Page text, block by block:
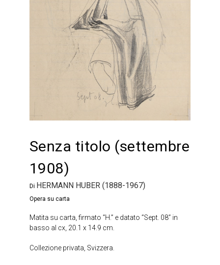
Senza titolo (settembre
1908)
Di HERMANN HUBER (1888-1967)
Opera su carta
Matita su carta, firmato “H.” e datato “Sept. 08” in
basso al cx, 20.1 x 14.9 cm.
Collezione privata, Svizzera.